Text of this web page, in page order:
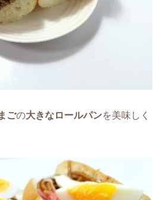
ごの大きなロールパンを美味しく